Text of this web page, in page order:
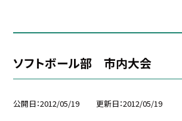
ソフトボール部 市内大会
公開日 2012/05/19 更新日 2012/05/19